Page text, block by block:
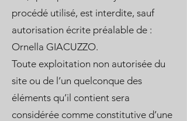
procédé utilisé, est interdite, sauf
autorisation écrite préalable de :
Ornella GIACUZZO.
Toute exploitation non autorisée du
site ou de l’un quelconque des
éléments qu’il contient sera
considérée comme constitutive d’une